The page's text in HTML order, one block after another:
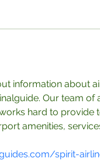
information about
Our team of
hard to provide
amenities,
spirit-